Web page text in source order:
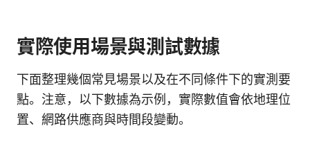
實際使用場景與測試數據
下面整理幾個常見場景以及在不同條件下的實測要
點。注意，以下數據為示例，實際數值會依地理位
置、網路供應商與時間段變動。